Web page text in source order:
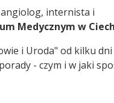
internista i
Medycznym w
i Uroda" od kilku
- czym i w jaki